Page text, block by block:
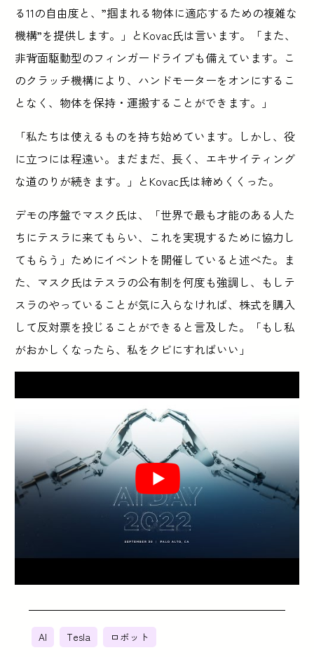
る11の自由度と、”掴まれる物体に適応するための複雑な
機構”を提供します。」とKovac氏は言います。「また、
非背面駆動型のフィンガードライブも備えています。こ
のクラッチ機構により、ハンドモーターをオンにするこ
となく、物体を保持・運搬することができます。」
「私たちは使えるものを持ち始めています。しかし、役
に立つには程遠い。まだまだ、長く、エキサイティング
な道のりが続きます。」とKovac氏は締めくくった。
デモの序盤でマスク氏は、「世界で最も才能のある人た
ちにテスラに来てもらい、これを実現するために協力し
てもらう」ためにイベントを開催していると述べた。ま
た、マスク氏はテスラの公有制を何度も強調し、もしテ
スラのやっていることが気に入らなければ、株式を購入
して反対票を投じることができると言及した。「もし私
がおかしくなったら、私をクビにすればいい」
AI Tesla ロボット